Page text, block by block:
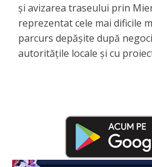
și avizarea traseului prin
reprezentat cele mai dificile
parcurs depășite după
autoritățile locale și cu